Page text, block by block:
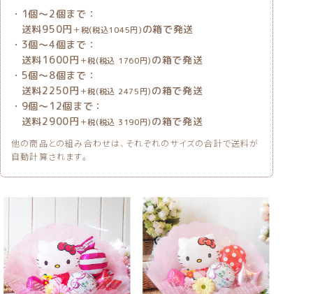
・1個〜2個まで：
送料950円 ＋税(税込1045円)の箱で発送
・3個〜4個まで：
送料1600円 ＋税(税込 1760円)の箱で発送
・5個〜8個まで：
送料2250円 ＋税(税込 2475円)の箱で発送
・9個〜12個まで：
送料2900円 ＋税(税込 3190円)の箱で発送
他の商品との組み合わせは、それぞれのサイズの合計で送料が
自動計算されます。